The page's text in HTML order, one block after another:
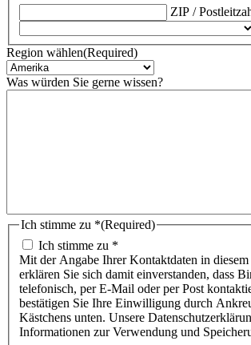
ZIP /
Region wählen(Required)
Was würden Sie gerne wissen?
Ich stimme zu *(Required)
Ich stimme zu *
Mit der Angabe Ihrer Kontaktdaten in
erklären Sie sich damit einverstanden, dass
telefonisch, per E-Mail oder per Post
bestätigen Sie Ihre Einwilligung durch
Kästchens unten. Unsere
Informationen zur Verwendung und